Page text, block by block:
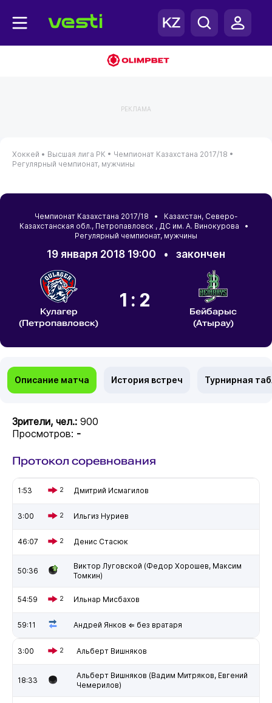
РЕКЛАМА
Хоккей • Высшая лига РК • Чемпионат Казахстана 2017/18 •
Регулярный чемпионат, мужчины
Чемпионат Казахстана 2017/18 • Казахстан, Северо-
Казахстанская обл., Петропавловск , ДС им. А. Винокурова •
Регулярный чемпионат, мужчины
19 января 2018 19:00 • закончен
Кулагер
(Петропавловск)
1:2
Бейбарыс
(Атырау)
Описание матча История встреч Турнирная
Зрители, чел.: 900
Просмотров: -
Протокол соревнования
1:53 2 Дмитрий Исмагилов
3:00 2 Ильгиз Нуриев
46:07 2 Денис Стасюк
50:36
Виктор Луговской (Федор Хорошев, Максим
Томкин)
54:59 2 Ильнар Мисбахов
59:11 Андрей Янков ⇐ без вратаря
3:00 2 Альберт Вишняков
18:33
Альберт Вишняков (Вадим Митряков, Евгений
Чемерилов)